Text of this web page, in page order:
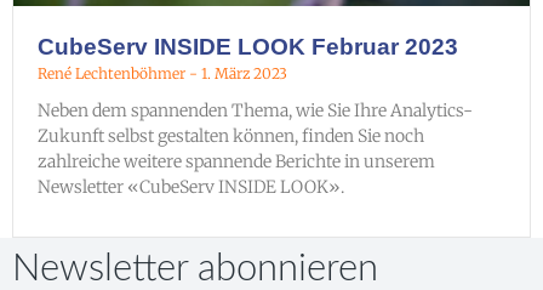
CubeServ INSIDE LOOK Februar 2023
René Lechtenböhmer 1. März 2023
Neben dem spannenden Thema, wie Sie Ihre Analytics-
Zukunft selbst gestalten können, finden Sie noch
zahlreiche weitere spannende Berichte in unserem
Newsletter «CubeServ INSIDE LOOK».
Newsletter abonnieren